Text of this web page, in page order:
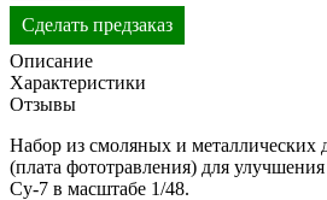
Сделать предзаказ
Описание
Характеристики
Отзывы
Набор из смоляных и металлических
(плата фототравления) для
Су-7 в масштабе 1/48.